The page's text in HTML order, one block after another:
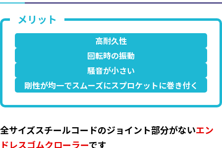
高耐久性
回転時の振動
騒音が小さい
剛性が均一でスムーズにスプロケットに巻き付く
全サイズスチールコードのジョイント部分がないエン
ドレスゴムクローラーです